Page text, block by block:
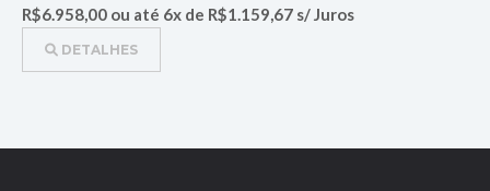
R$6.958,00 ou até 6x de R$1.159,67 s/ Juros
DETALHES